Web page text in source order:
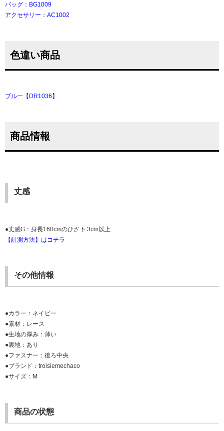
バッグ：BG1009
アクセサリー：AC1002
色違い商品
ブルー【DR1036】
商品情報
丈感
●丈感G：身長160cmのひざ下 3cm以上
【計測方法】はコチラ
その他情報
●カラー：ネイビー
●素材：レース
●生地の厚み：薄い
●裏地：あり
●ファスナー：後ろ中央
●ブランド：troisiemechaco
●サイズ：M
商品の状態